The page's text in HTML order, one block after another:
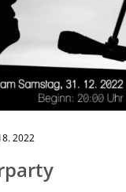
. 2022